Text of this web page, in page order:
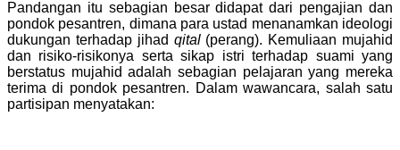
Pandangan itu sebagian besar didapat dari pengajian dan
pondok pesantren, dimana para ustad menanamkan ideologi
dukungan terhadap jihad qital(perang). Kemuliaan mujahid
dan risiko-risikonya serta sikap istri terhadap suami yang
berstatus mujahid adalah sebagian pelajaran yang mereka
terima di pondok pesantren. Dalam wawancara, salah satu
partisipan menyatakan: